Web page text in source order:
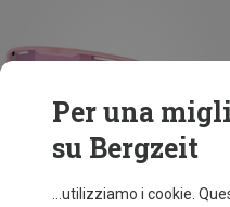
Per una
su Bergzeit
...utilizziamo i cookie.